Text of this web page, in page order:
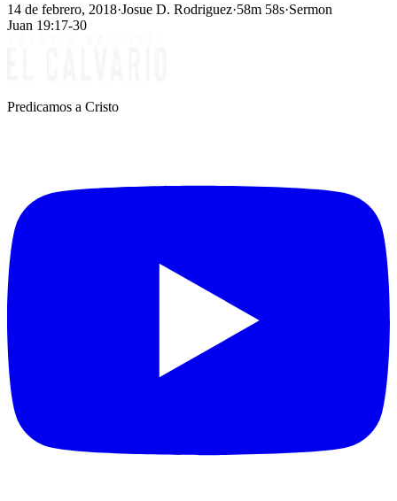
14 de febrero, 2018·Josue D. Rodriguez·58m 58s·Sermon
Juan 19:17-30
Predicamos a Cristo